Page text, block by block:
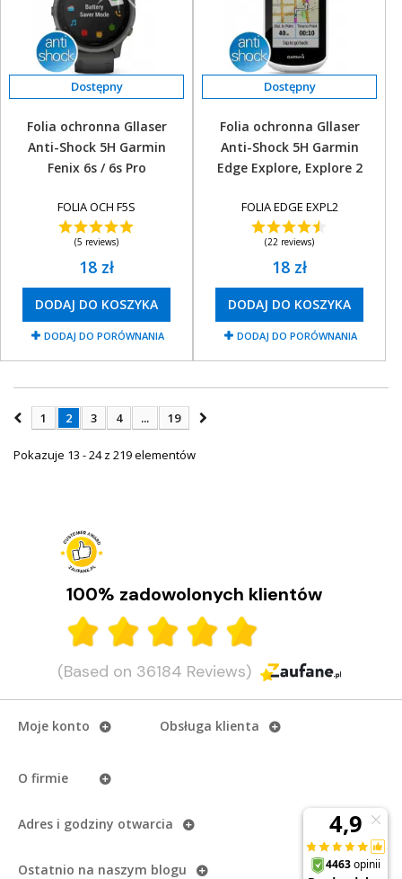
Folia ochronna Gllaser
Anti-Shock 5H Garmin
Fenix 6s / 6s Pro
FOLIA OCH F5S
(5 reviews)
18 zł
DODAJ DO KOSZYKA
DODAJ DO PORÓWNANIA
Folia ochronna Gllaser
Anti-Shock 5H Garmin
Edge Explore, Explore 2
FOLIA EDGE EXPL2
(22 reviews)
18 zł
DODAJ DO KOSZYKA
DODAJ DO PORÓWNANIA
1 2 3 4 ... 19
Pokazuje 13 - 24 z 219 elementów
100% zadowolonych klientów
(Based on 36184 Reviews)
Moje konto
O firmie
Obsługa klienta
Adres i godziny otwarcia
Ostatnio na naszym blogu